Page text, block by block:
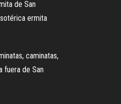
de San
ermita
caminatas,
fuera de San